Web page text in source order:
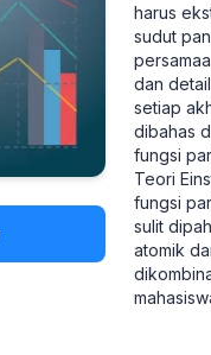
harus
sudut
dan
setiap
dibahas
fungsi
Teori
fungsi
sulit
atomik